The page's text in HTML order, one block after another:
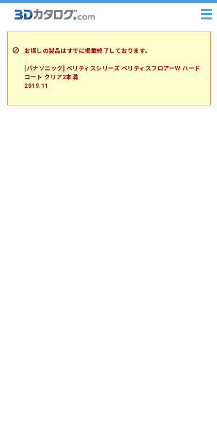
お探しの製品はすでに掲載終了しております。
[パナソニック] ベリティスシリーズ ベリティスフロアーW ハード
コート クリア2本溝
2019.11